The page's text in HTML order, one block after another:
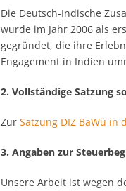
Die Deutsch-Indische
wurde im Jahr 2006 als
gegründet, die ihre
Engagement in Indien
2. Vollständige Satzung
Zur Satzung DIZ BaWü in
3. Angaben zur
Unsere Arbeit ist wegen